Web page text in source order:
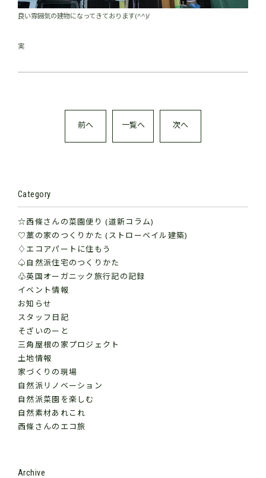
良い雰囲気の建物になってきております(^^)/
実
前へ 一覧へ 次へ
Category
☆西條さんの菜園便り (道新コラム)
♡藁の家のつくりかた (ストローベイル建築)
♢エコアパートに住もう
♤自然派住宅のつくりかた
♧英国オーガニック旅行記の記録
イベント情報
お知らせ
スタッフ日記
そざいのーと
三角屋根の家プロジェクト
土地情報
家づくりの現場
自然派リノベーション
自然派菜園を楽しむ
自然素材あれこれ
西條さんのエコ旅
Archive